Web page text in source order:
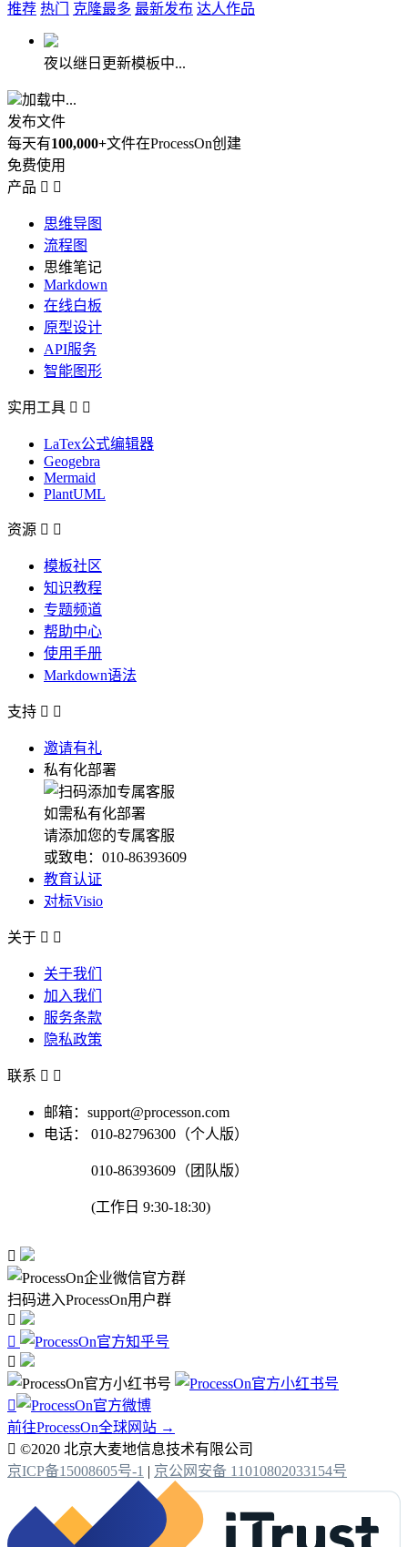
推荐 热门 克隆最多 最新发布 达人作品
夜以继日更新模板中...
加载中...
发布文件
每天有100,000+文件在ProcessOn创建
免费使用
产品  
思维导图
流程图
思维笔记
Markdown
在线白板
原型设计
API服务
智能图形
实用工具  
LaTex公式编辑器
Geogebra
Mermaid
PlantUML
资源  
模板社区
知识教程
专题频道
帮助中心
使用手册
Markdown语法
支持  
邀请有礼
私有化部署
如需私有化部署
请添加您的专属客服
或致电：010-86393609
教育认证
对标Visio
关于  
关于我们
加入我们
服务条款
隐私政策
联系  
邮箱：support@processon.com
电话：
010-82796300（个人版）
010-86393609（团队版）
(工作日 9:30-18:30)

扫码进入ProcessOn用户群




前往ProcessOn全球网站 →
 ©2020 北京大麦地信息技术有限公司
京ICP备15008605号-1 | 京公网安备 11010802033154号